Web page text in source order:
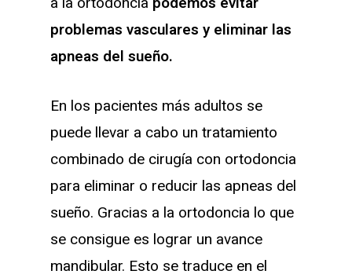
problemas vasculares y eliminar las
apneas del sueño.
En los pacientes más adultos se
puede llevar a cabo un tratamiento
combinado de cirugía con ortodoncia
para eliminar o reducir las apneas del
sueño. Gracias a la ortodoncia lo que
se consigue es lograr un avance
mandibular. Esto se traduce en el